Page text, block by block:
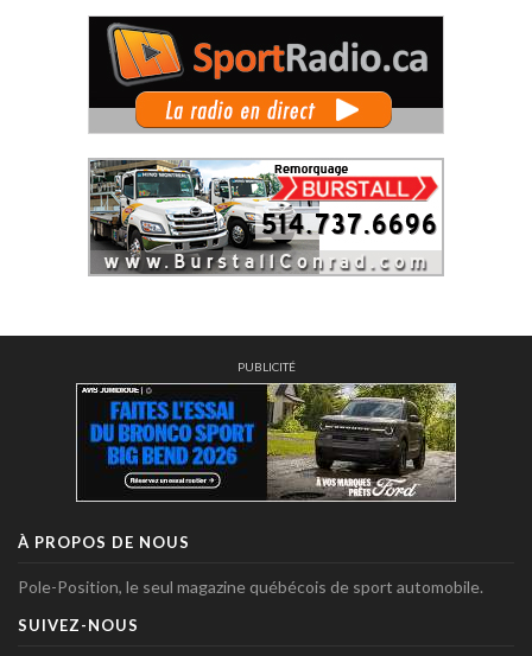
PUBLICITÉ
À PROPOS DE NOUS
Pole-Position, le seul magazine québécois de sport automobile.
SUIVEZ-NOUS